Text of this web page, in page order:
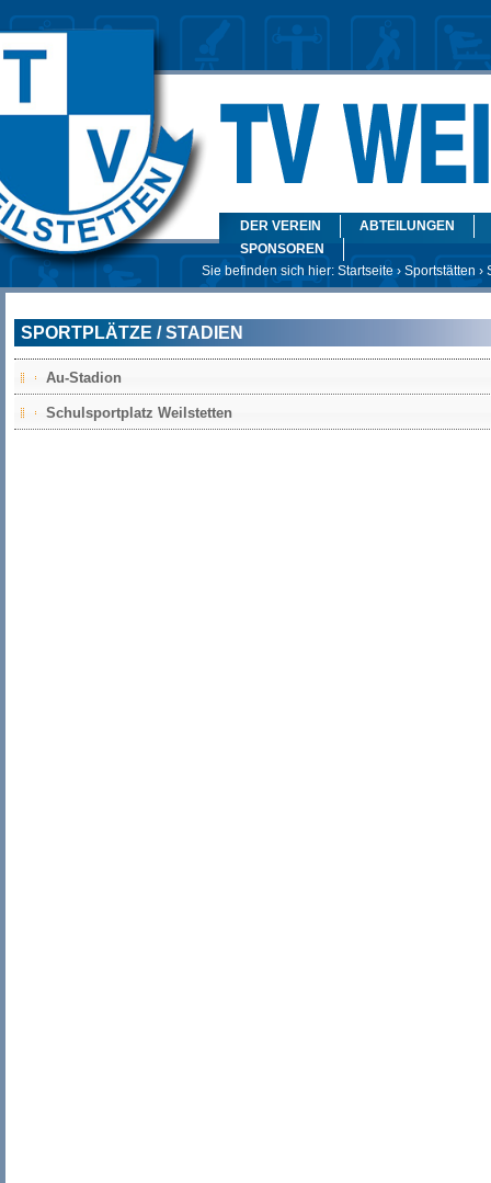
DER VEREIN
ABTEILUNGEN
SPONSOREN
Sie befinden sich hier: Startseite› Sportstätten ›
SPORTPLÄTZE / STADIEN
Au-Stadion
Schulsportplatz Weilstetten